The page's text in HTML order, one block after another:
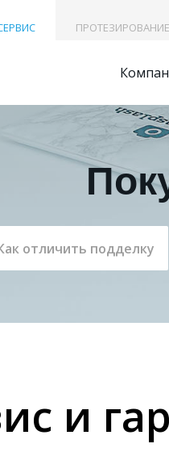
ПРОТЕЗИРОВАНИЕ
отличить подделку
и